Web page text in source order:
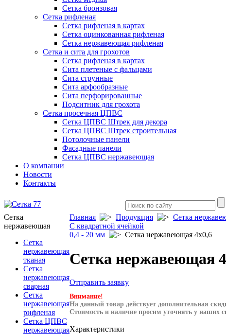
Сетка бронзовая
Сетка рифленая
Сетка рифленая в картах
Сетка оцинкованная рифленая
Сетка нержавеющая рифленая
Сетка и сита для грохотов
Сетка рифленая в картах
Сита плетеные с фальцами
Сита струнные
Сита арфообразные
Сита перфорированные
Подситник для грохота
Сетка просечная ЦПВС
Сетка ЦПВС Штрек для декора
Сетка ЦПВС Штрек строительная
Потолочные панели
Фасадные панели
Сетка ЦПВС нержавеющая
О компании
Новости
Контакты
Сетка
нержавеющая
Сетка
нержавеющая
тканая
Сетка
нержавеющая
сварная
Сетка
нержавеющая
рифленая
Сетка ЦПВС
нержавеющая
Главная Продукция Сетка
C квадратной ячейкой
0,4 - 20 мм
Сетка нержавеющая 4x0,6
Сетка нержавеющая
Отправить заявку
Внимание!
На данный товар действует дополнительная
Стоимость и наличие просим уточнять у наших
Характеристики